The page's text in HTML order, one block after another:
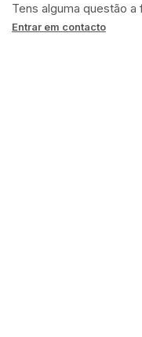
Tens alguma questão a
Entrar em contacto